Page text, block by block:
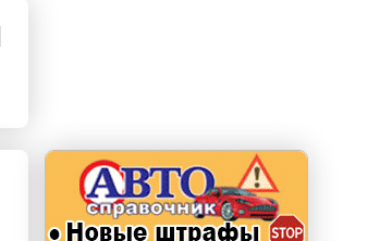
erid: LdtCKJjWj Реклама. ИП Кучеренко Николай
Николаевич